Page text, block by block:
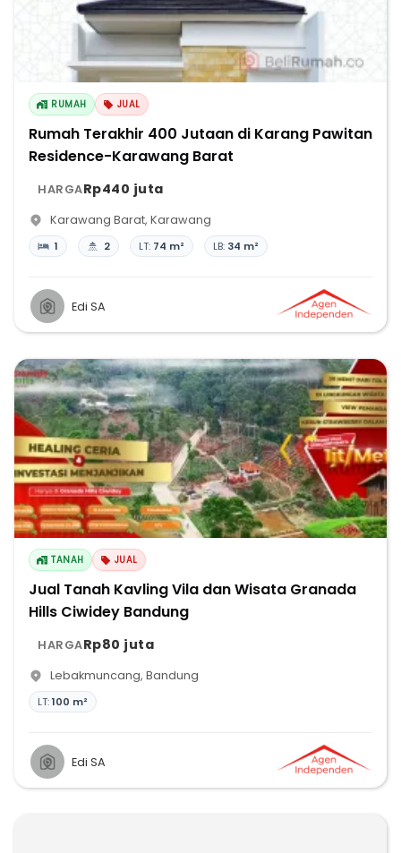
RUMAH JUAL
Rumah Terakhir 400 Jutaan di Karang Pawitan
Residence-Karawang Barat
HARGARp440 juta
Karawang Barat, Karawang
1 2 LT: 74 m² LB: 34 m²
Edi SA
TANAH JUAL
Jual Tanah Kavling Vila dan Wisata Granada
Hills Ciwidey Bandung
HARGARp80 juta
Lebakmuncang, Bandung
LT:100 m²
Edi SA